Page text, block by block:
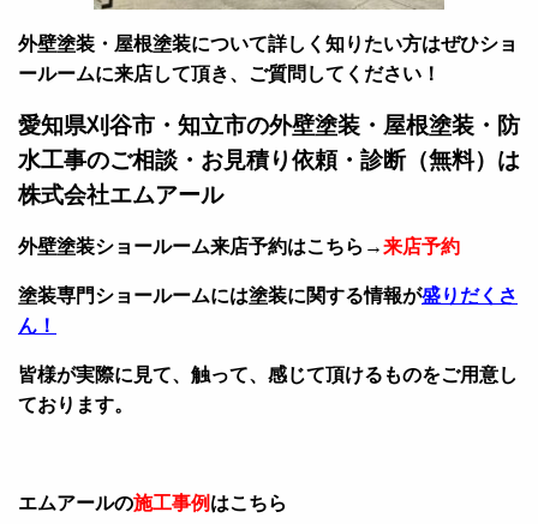
外壁塗装・屋根塗装について詳しく知りたい方はぜひショ
ールームに来店して頂き、ご質問してください！
愛知県刈谷市・知立市の外壁塗装・屋根塗装・防
水工事のご相談・お見積り依頼・診断（無料）は
株式会社エムアール
外壁塗装ショールーム来店予約はこちら→来店予約
塗装専門ショールームには塗装に関する情報が盛りだくさ
ん！
皆様が実際に見て、触って、感じて頂けるものをご用意し
ております。
エムアールの施工事例 はこちら